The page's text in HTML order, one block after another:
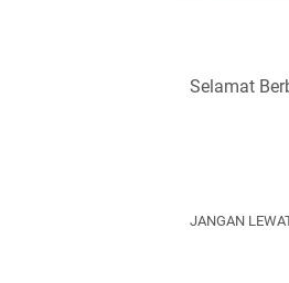
Selamat
JANGAN